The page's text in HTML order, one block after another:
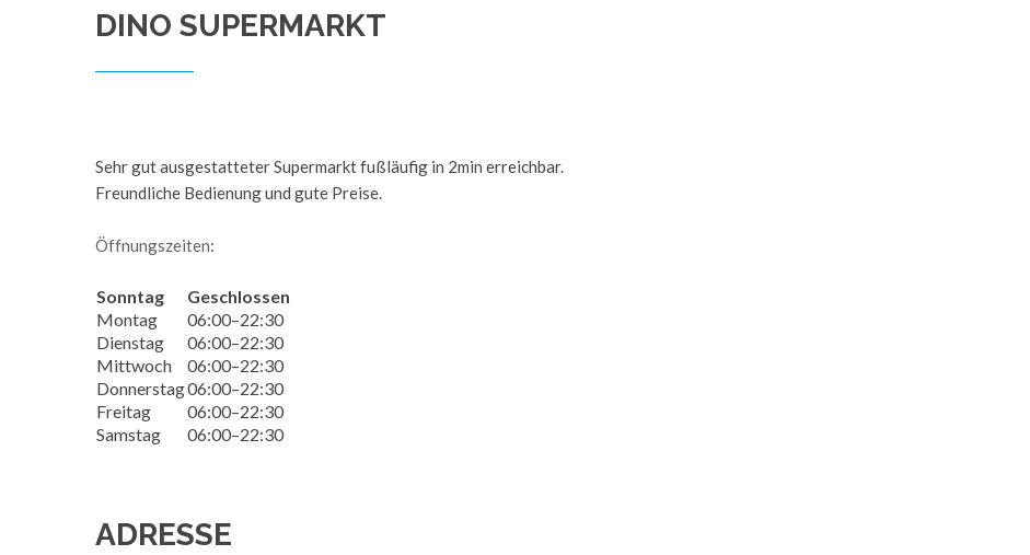
DINO SUPERMARKT
Sehr gut ausgestatteter Supermarkt fußläufig in 2min erreichbar.
Freundliche Bedienung und gute Preise.
Öffnungszeiten:
Sonntag
Geschlossen
Montag
06:00–22:30
Dienstag
06:00–22:30
Mittwoch
06:00–22:30
Donnerstag06:00–22:30
Freitag
06:00–22:30
Samstag
06:00–22:30
ADRESSE